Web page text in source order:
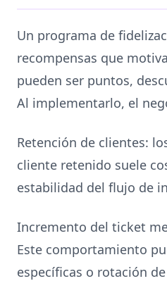
Un programa de
recompensas que
pueden ser puntos,
Al implementarlo, el
Retención de clientes:
cliente retenido suele
estabilidad del flujo de
Incremento del ticket
Este comportamiento
específicas o rotación